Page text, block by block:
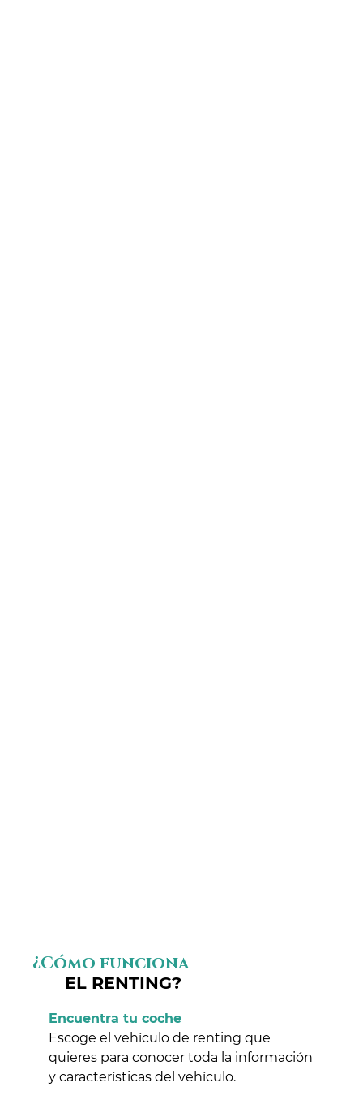
¿Cómo funciona
EL RENTING?
Encuentra tu coche
Escoge el vehículo de renting que
quieres para conocer toda la información
y características del vehículo.